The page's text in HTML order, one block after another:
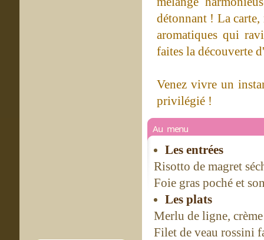
détonnant ! La carte,
aromatiques qui
faites la découverte
Venez vivre un
privilégié !
Au menu
Les entrées
Risotto de magret
Foie gras poché et
Les plats
Merlu de ligne,
Filet de veau rossini